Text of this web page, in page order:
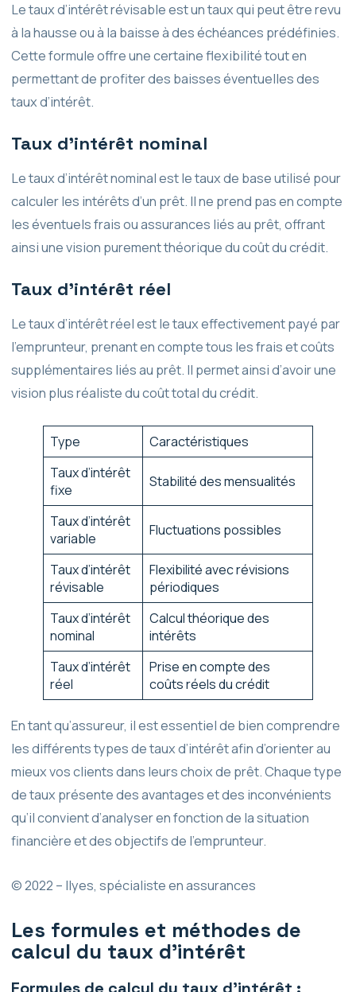
Le taux d’intérêt révisable est un taux qui peut être revu
à la hausse ou à la baisse à des échéances prédéfinies.
Cette formule offre une certaine flexibilité tout en
permettant de profiter des baisses éventuelles des
taux d’intérêt.
Taux d’intérêt nominal
Le taux d’intérêt nominal est le taux de base utilisé pour
calculer les intérêts d’un prêt. Il ne prend pas en compte
les éventuels frais ou assurances liés au prêt, offrant
ainsi une vision purement théorique du coût du crédit.
Taux d’intérêt réel
Le taux d’intérêt réel est le taux effectivement payé par
l’emprunteur, prenant en compte tous les frais et coûts
supplémentaires liés au prêt. Il permet ainsi d’avoir une
vision plus réaliste du coût total du crédit.
Type
Caractéristiques
Taux d’intérêt
fixe
Stabilité des mensualités
Taux d’intérêt
variable
Fluctuations possibles
Taux d’intérêt
révisable
Flexibilité avec révisions
périodiques
Taux d’intérêt
nominal
Calcul théorique des
intérêts
Taux d’intérêt
réel
Prise en compte des
coûts réels du crédit
En tant qu’assureur, il est essentiel de bien comprendre
les différents types de taux d’intérêt afin d’orienter au
mieux vos clients dans leurs choix de prêt. Chaque type
de taux présente des avantages et des inconvénients
qu’il convient d’analyser en fonction de la situation
financière et des objectifs de l’emprunteur.
© 2022 – Ilyes, spécialiste en assurances
Les formules et méthodes de
calcul du taux d’intérêt
Formules de calcul du taux d’intérêt :